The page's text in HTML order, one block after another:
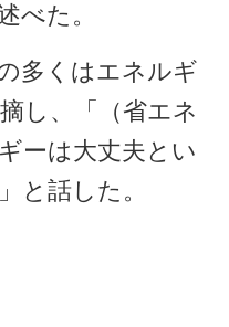
べた。
多くはエネルギ
し、「（省エネ
ーは大丈夫とい
と話した。